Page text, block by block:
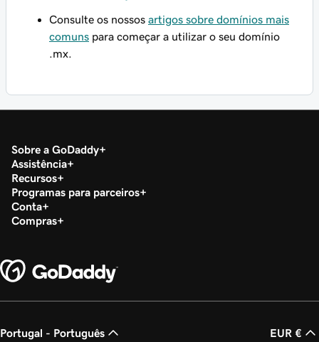
Consulte os nossos artigos sobre domínios mais
comuns para começar a utilizar o seu domínio
.mx.
Sobre a GoDaddy
Assistência
Recursos
Programas para parceiros
Conta
Compras
Portugal - Português EUR €